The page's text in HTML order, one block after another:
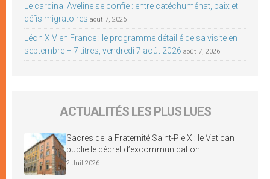
Le cardinal Aveline se confie : entre catéchuménat, paix et
défis migratoires août 7, 2026
Léon XIV en France : le programme détaillé de sa visite en
septembre – 7 titres, vendredi 7 août 2026 août 7, 2026
ACTUALITÉS LES PLUS LUES
Sacres de la Fraternité Saint-Pie X : le Vatican
publie le décret d’excommunication
2 Juil 2026